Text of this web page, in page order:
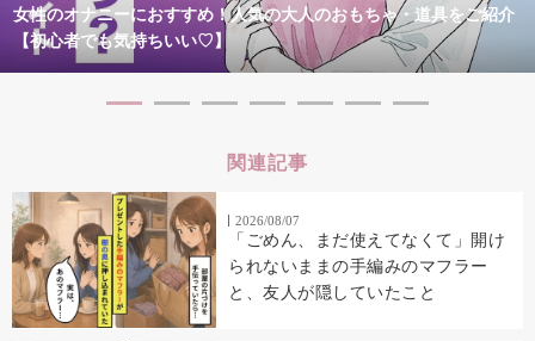
女性のオナニーにおすすめ！人気の大人のおもちゃ・道具をご紹介
【初心者でも気持ちいい♡】
関連記事
2026/08/07
「ごめん、まだ使えてなくて」開け
られないままの手編みのマフラー
と、友人が隠していたこと